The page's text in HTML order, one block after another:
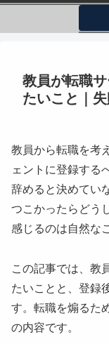
教員が転職
たいこと｜
教員から転職を考
ェントに登録する
辞めると決めてい
つこかったらどう
感じるのは自然な
この記事では、教
たいことと、登録
す。転職を煽るた
の内容です。